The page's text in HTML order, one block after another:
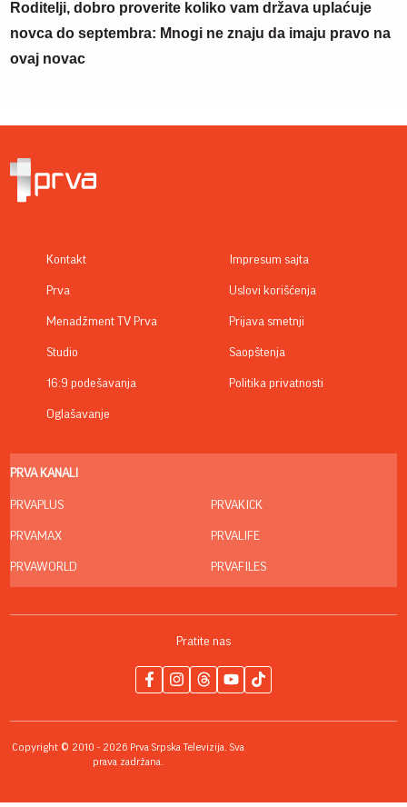
Roditelji, dobro proverite koliko vam država uplaćuje
novca do septembra: Mnogi ne znaju da imaju pravo na
ovaj novac
Kontakt
Prva
Menadžment TV Prva
Studio
16:9 podešavanja
Oglašavanje
Impresum sajta
Uslovi korišćenja
Prijava smetnji
Saopštenja
Politika privatnosti
PRVA KANALI
PRVAPLUS
PRVAMAX
PRVAWORLD
PRVAKICK
PRVALIFE
PRVAFILES
Pratite nas
Copyright © 2010 - 2026 Prva Srpska Televizija. Sva
prava zadržana.